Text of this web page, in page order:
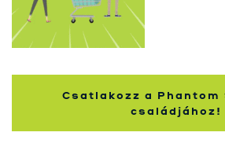
Csatlakozz a Phantom
családjához!